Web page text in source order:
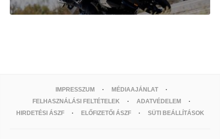
IMPRESSZUM
MÉDIAAJÁNLAT
FELHASZNÁLÁSI FELTÉTELEK
ADATVÉDELEM
HIRDETÉSI ÁSZF
ELŐFIZETŐI ÁSZF SÜTI BEÁLLÍTÁSOK